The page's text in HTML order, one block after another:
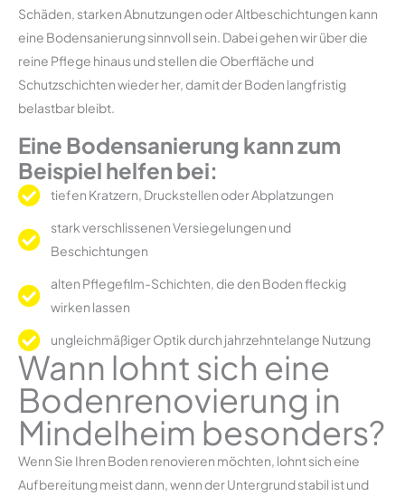
Schäden, starken Abnutzungen oder Altbeschichtungen kann
eine Bodensanierung sinnvoll sein. Dabei gehen wir über die
reine Pflege hinaus und stellen die Oberfläche und
Schutzschichten wieder her, damit der Boden langfristig
belastbar bleibt.
Eine Bodensanierung kann zum
Beispiel helfen bei:
tiefen Kratzern, Druckstellen oder Abplatzungen
stark verschlissenen Versiegelungen und
Beschichtungen
alten Pflegefilm-Schichten, die den Boden fleckig
wirken lassen
ungleichmäßiger Optik durch jahrzehntelange Nutzung
Wann lohnt sich eine
Bodenrenovierung in
Mindelheim besonders?
Wenn Sie Ihren Boden renovieren möchten, lohnt sich eine
Aufbereitung meist dann, wenn der Untergrund stabil ist und